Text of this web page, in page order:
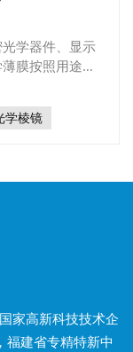
学器件、显示
膜按照用途分
射/增透膜、滤
向膜、扩散膜/
。相关衍生产
是减少或消除透
增加这些元件
滤光片。滤光
料，红色滤光
与空气几乎相
但加入染料染
过蓝色滤光片
大部分都被滤光
学棱镜
家高新科技技术企
建省专精特新中